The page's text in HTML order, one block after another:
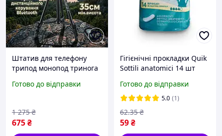
Штатив для телефону
трипод монопод тринога
дистанційне керування
стабілізація з
Готово до відправки
675₴
1 275 ₴
Гігієнічні прокладки Quik
Sottili anatomici 14 шт
Готово до відправки
5.0 (1)
59₴
62.35 ₴